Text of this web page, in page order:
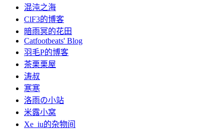
混沌之海
ClF3的博客
暗雨冥的花田
Catfootbeats' Blog
羽毛P的博客
茶栗栗屋
涛叔
寒寒
洛雨の小站
米露小窝
Xe_iu的杂物间